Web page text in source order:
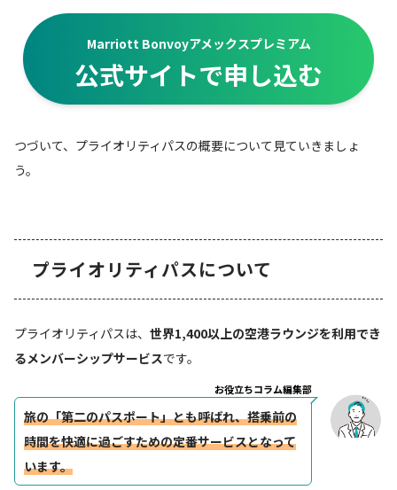
Marriott Bonvoyアメックスプレミアム
公式サイトで申し込む
つづいて、プライオリティパスの概要について見ていきましょ
う。
プライオリティパスについて
プライオリティパスは、 世界1,400以上の空港ラウンジを利用でき
るメンバーシップサービスです。
お役立ちコラム編集部
旅の「第二のパスポート」とも呼ばれ、搭乗前の
時間を快適に過ごすための定番サービスとなって
います。